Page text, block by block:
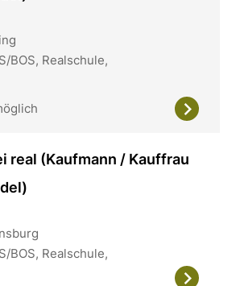
BOS, Realschule,
real (Kaufmann / Kauffrau
BOS, Realschule,